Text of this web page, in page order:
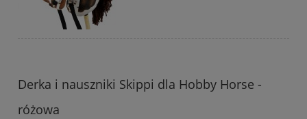
Derka i nauszniki Skippi dla Hobby Horse -
różowa